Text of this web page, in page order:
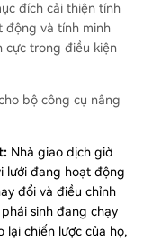
cho phép đặt lện
lược lưới qua mã
sao chép và triể
về một cơ sở
hơn, phù hợp với
sản số hướng tới
và tốc độ cao.
đích cải thiện tính
động và tính minh
cực trong điều kiện
bộ công cụ nâng
Nhà giao dịch giờ
lưới đang hoạt động
đổi và điều chỉnh
sinh đang chạy
lại chiến lược của họ,